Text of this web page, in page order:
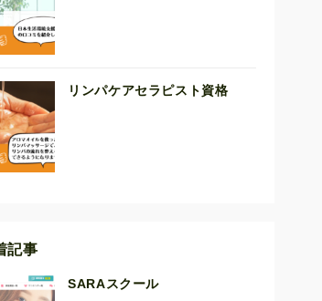
リンパケアセラピスト資格
記事
SARAスクール